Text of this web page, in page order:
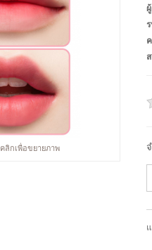
ลิกเพื่อขยายภาพ